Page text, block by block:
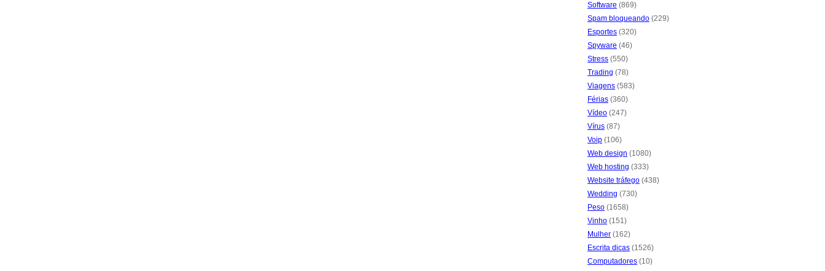
Software (869)
Spam bloqueando (229)
Esportes (320)
Spyware (46)
Stress (550)
Trading (78)
Viagens (583)
Férias (360)
Vídeo (247)
Vírus (87)
Voip (106)
Web design (1080)
Web hosting (333)
Website tráfego (438)
Wedding (730)
Peso (1658)
Vinho (151)
Mulher (162)
Escrita dicas (1526)
Computadores (10)